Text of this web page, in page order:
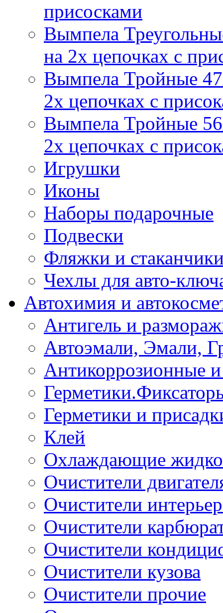
присосками
Вымпела
на 2х цепочках с
Вымпела Тройные
2х цепочках с
Вымпела Тройные
2х цепочках с
Игрушки
Иконы
Наборы подарочные
Подвески
Фляжки и
Чехлы для авто-
Автохимия и
Антигель и
Автоэмали, Эмали,
Антикоррозионные
Герметики и
Клей
Охлаждающие
Очистители
Очистители
Очистители
Очистители
Очистители кузова
Очистители прочие